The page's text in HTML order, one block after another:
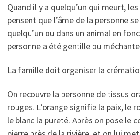
Quand il y a quelqu’un qui meurt,
pensent que l’âme de la personne
quelqu’un ou dans un animal en
personne a été gentille ou
La famille doit organiser la
On recouvre la personne de tissus
rouges. L’orange signifie la paix, le
le blanc la pureté. Après on pose le